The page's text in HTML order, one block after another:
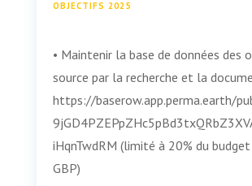
OBJECTIFS 2025
• Maintenir la base de données des
source par la recherche et la
https://baserow.app.perma.earth/
iHqnTwdRM (limité à 20% du
GBP)